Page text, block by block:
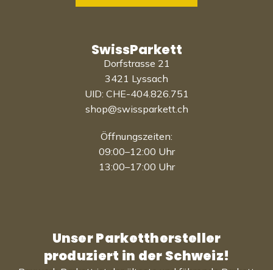
SwissParkett
Dorfstrasse 21
3421 Lyssach
UID: CHE-404.826.751
shop@swissparkett.ch
Öffnungszeiten:
09:00–12:00 Uhr
13:00–17:00 Uhr
Unser Parketthersteller
produziert in der Schweiz!